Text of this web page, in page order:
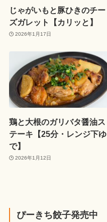
じゃがいもと豚ひきのチー
ズガレット【カリッと】
2026年1月17日
鶏と大根のガリバタ醤油ス
テーキ【25分・レンジ下ゆ
で】
2026年1月12日
ぴーきち餃子発売中